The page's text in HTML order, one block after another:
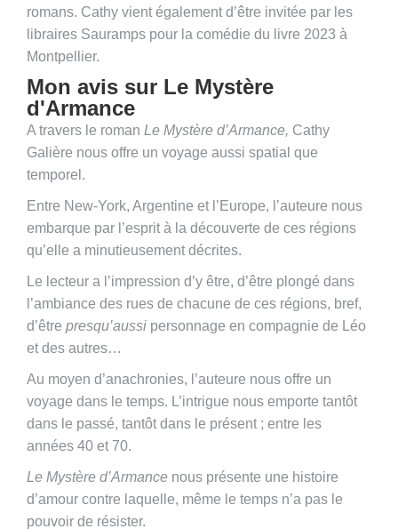
romans. Cathy vient également d’être invitée par les
libraires Sauramps pour la comédie du livre 2023 à
Montpellier.
Mon avis sur Le Mystère
d'Armance
A travers le roman Le Mystère d’Armance, Cathy
Galière nous offre un voyage aussi spatial que
temporel.
Entre New-York, Argentine et l’Europe, l’auteure nous
embarque par l’esprit à la découverte de ces régions
qu’elle a minutieusement décrites.
Le lecteur a l’impression d’y être, d’être plongé dans
l’ambiance des rues de chacune de ces régions, bref,
d’être presqu’aussi personnage en compagnie de Léo
et des autres…
Au moyen d’anachronies, l’auteure nous offre un
voyage dans le temps. L’intrigue nous emporte tantôt
dans le passé, tantôt dans le présent ; entre les
années 40 et 70.
Le Mystère d’Armance nous présente une histoire
d’amour contre laquelle, même le temps n’a pas le
pouvoir de résister.